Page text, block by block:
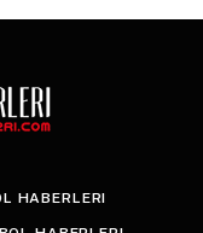
HABERLERI